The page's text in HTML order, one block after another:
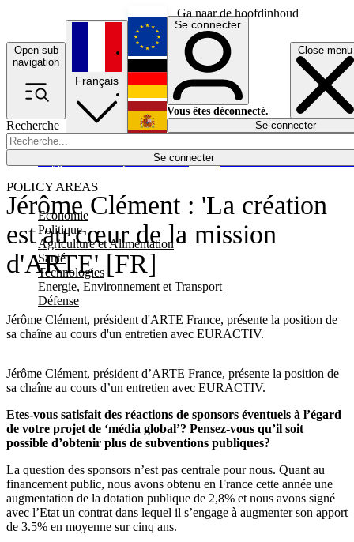
Ga naar de hoofdinhoud
Open sub
navigation
Close menu
Recherche
Se connecter
POLICY AREAS
Economie
Politique
Agriculture et Alimentation
Santé
Technologies
Energie, Environnement et Transport
Défense
Économie
Français
English
Deutsch
Español
Se connecter
Vous êtes déconnecté.
Se connecter
Jérôme Clément : 'La création
est au cœur de la mission
d'ARTE' [FR]
Jérôme Clément, président d'ARTE France, présente la position de
sa chaîne au cours d'un entretien avec EURACTIV.
Jérôme Clément, président d’ARTE France, présente la position de
sa chaîne au cours d’un entretien avec EURACTIV.
Etes-vous satisfait des réactions de sponsors éventuels à l’égard
de votre projet de ‘média global’? Pensez-vous qu’il soit
possible d’obtenir plus de subventions publiques?
La question des sponsors n’est pas centrale pour nous. Quant au
financement public, nous avons obtenu en France cette année une
augmentation de la dotation publique de 2,8% et nous avons signé
avec l’Etat un contrat dans lequel il s’engage à augmenter son apport
de 3.5% en moyenne sur cinq ans.